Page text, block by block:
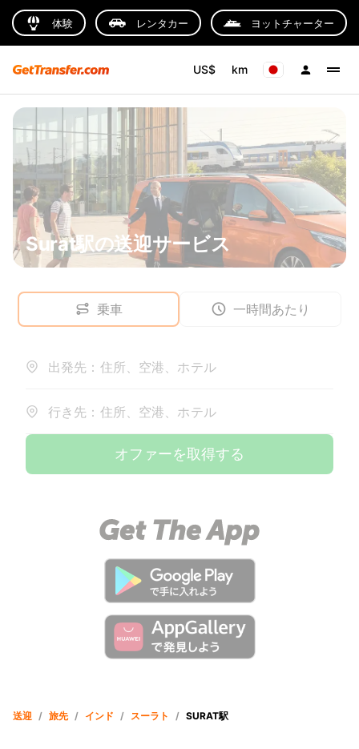
体験 レンタカー ヨットチャーター
US$ km
Surat駅の送迎サービス
乗車 一時間あたり
出発先：住所、空港、ホテル
行き先：住所、空港、ホテル
オファーを取得する
送迎 / 旅先 / インド / スーラト / SURAT駅